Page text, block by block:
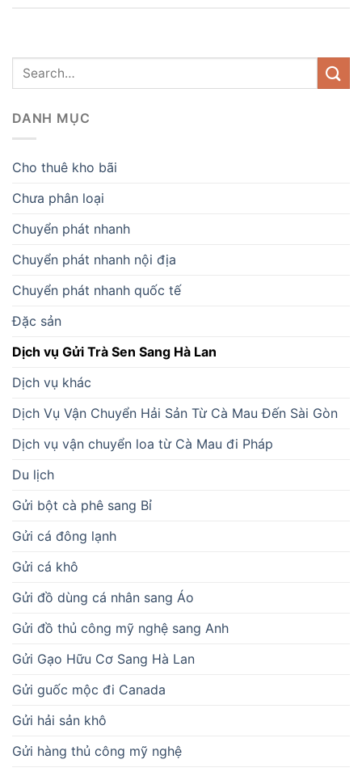
DANH MỤC
Cho thuê kho bãi
Chưa phân loại
Chuyển phát nhanh
Chuyển phát nhanh nội địa
Chuyển phát nhanh quốc tế
Đặc sản
Dịch vụ Gửi Trà Sen Sang Hà Lan
Dịch vụ khác
Dịch Vụ Vận Chuyển Hải Sản Từ Cà Mau Đến Sài Gòn
Dịch vụ vận chuyển loa từ Cà Mau đi Pháp
Du lịch
Gửi bột cà phê sang Bỉ
Gửi cá đông lạnh
Gửi cá khô
Gửi đồ dùng cá nhân sang Áo
Gửi đồ thủ công mỹ nghệ sang Anh
Gửi Gạo Hữu Cơ Sang Hà Lan
Gửi guốc mộc đi Canada
Gửi hải sản khô
Gửi hàng thủ công mỹ nghệ